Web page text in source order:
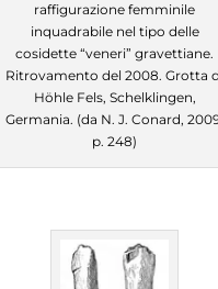
raffigurazione femminile
inquadrabile nel tipo delle
cosidette “veneri” gravettiane.
Ritrovamento del 2008. Grotta
Höhle Fels, Schelklingen,
Germania. (da N. J. Conard,
p. 248)